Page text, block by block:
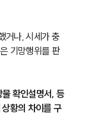
거나, 시세가 충
기망행위를 판
확인설명서, 등
황의 차이를 구